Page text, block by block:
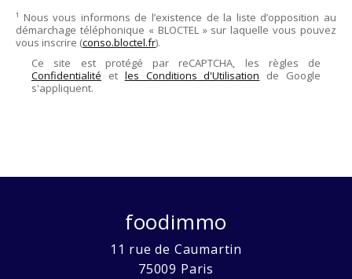
¹ Nous vous informons de l’existence de la liste d’opposition au
démarchage téléphonique « BLOCTEL » sur laquelle vous pouvez
vous inscrire (conso.bloctel.fr).
Ce site est protégé par reCAPTCHA, les règles de
Confidentialité et les Conditions d'Utilisation de Google
s'appliquent.
foodimmo
11 rue de Caumartin
75009 Paris